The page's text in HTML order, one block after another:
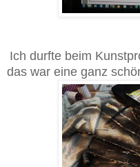
Ich durfte beim
das war eine ganz